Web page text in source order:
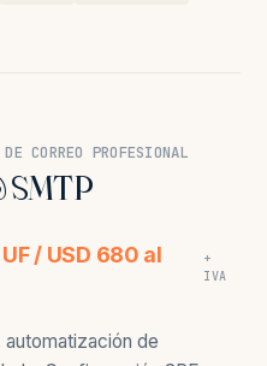
CORREO PROFESIONAL
SMTP
/ USD 680 al
+
IVA
de